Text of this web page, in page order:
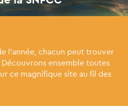
l'année, chacun peut trouver
Découvrons ensemble toutes
ce magnifique site au fil des